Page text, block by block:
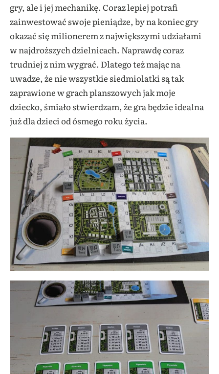
gry, ale i jej mechanikę. Coraz lepiej potrafi
zainwestować swoje pieniądze, by na koniec gry
okazać się milionerem z największymi udziałami
w najdroższych dzielnicach. Naprawdę coraz
trudniej z nim wygrać. Dlatego też mając na
uwadze, że nie wszystkie siedmiolatki są tak
zaprawione w grach planszowych jak moje
dziecko, śmiało stwierdzam, że gra będzie idealna
już dla dzieci od ósmego roku życia.